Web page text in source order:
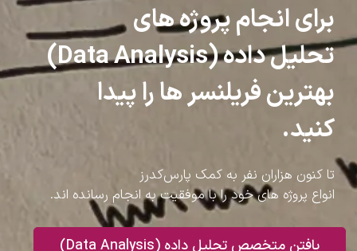
برای انجام پروژه های
تحلیل داده (Data Analysis)
بهترین فریلنسر ها را پیدا
کنید.
تا کنون هزاران نفر به کمک پارس‌کدرز
انواع پروژه های خود را با موفقیت به انجام رسانده اند.
یافتن متخصص تحلیل داده (Data Analysis)